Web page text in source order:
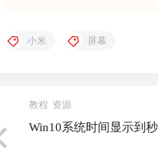
小米 屏幕
教程 资源
Win10系统时间显示到秒